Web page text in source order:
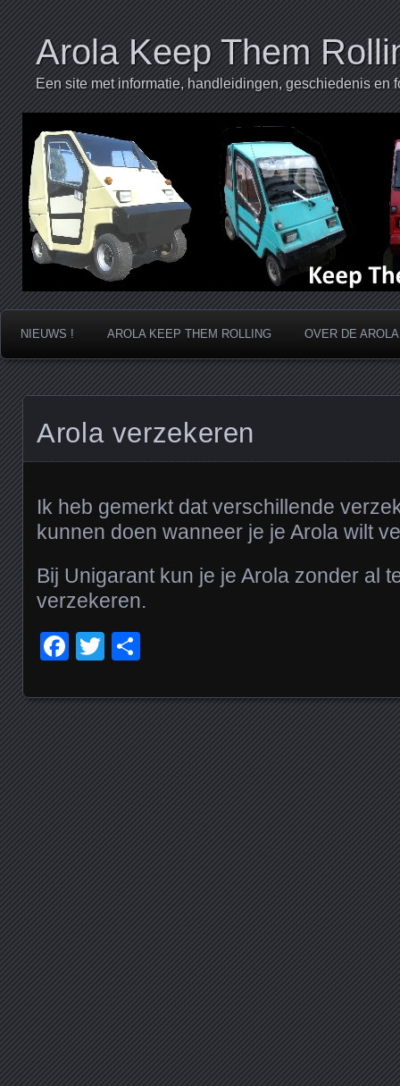
Arola Keep Them
Een site met informatie, handleidingen, geschiedenis en
NIEUWS ! AROLA KEEP THEM ROLLING OVER DE AROLA
Arola verzekeren
Ik heb gemerkt dat verschillende
kunnen doen wanneer je je Arola wilt
Bij Unigarant kun je je Arola zonder al
verzekeren.
Facebook
Twitter